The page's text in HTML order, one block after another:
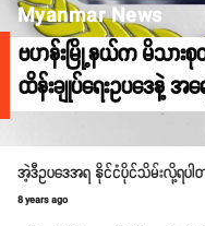
Myanmar News
ဗဟန်းမြို့နယ်က မိသားစုတ
ထိန်းချုပ်ရေးဥပဒေနဲ့ အ
အဲ့ဒီဥပဒေအရ နိုင်ငံပိုင်သိမ်းလို့ရပါ
8 years ago